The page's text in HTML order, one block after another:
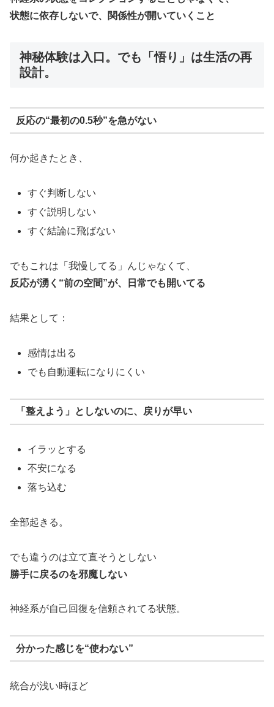
状態に依存しないで、関係性が開いていくこと
神秘体験は入口。でも「悟り」は生活の再
設計。
反応の“最初の0.5秒”を急がない
何か起きたとき、
すぐ判断しない
すぐ説明しない
すぐ結論に飛ばない
でもこれは「我慢してる」んじゃなくて、
反応が湧く“前の空間”が、日常でも開いてる
結果として：
感情は出る
でも自動運転になりにくい
「整えよう」としないのに、戻りが早い
イラッとする
不安になる
落ち込む
全部起きる。
でも違うのは立て直そうとしない
勝手に戻るのを邪魔しない
神経系が自己回復を信頼されてる状態。
分かった感じを“使わない”
統合が浅い時ほど